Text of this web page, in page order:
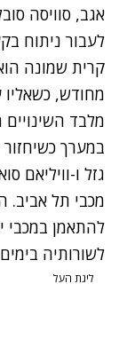
אגב, סוויסה
לעבור ניתוח
קרית שמונה
מחודש, כשאליו
מלבד השינויים
במערך
גזל ו-
מכבי תל אביב.
להתאמן במכבי
לשורותיה
ליגת העל